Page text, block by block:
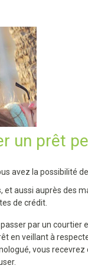
un prêt
avez la possibilité
et aussi auprès des
de crédit.
par un
en veillant à
vous